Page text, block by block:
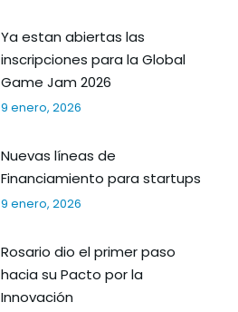
Ya estan abiertas las
inscripciones para la Global
Game Jam 2026
9 enero, 2026
Nuevas líneas de
Financiamiento para startups
9 enero, 2026
Rosario dio el primer paso
hacia su Pacto por la
Innovación